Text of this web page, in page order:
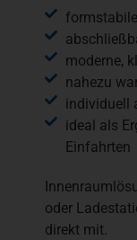
moderne,
nahezu
individuell
ideal als
Einfahrten
oder
direkt mit.